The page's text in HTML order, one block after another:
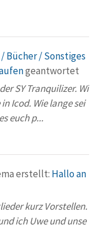
/ Bücher / Sonstiges
geantwortet
SY Tranquilizer. Wi
Icod. Wie lange sei
euch p...
erstellt: Hallo an
kurz Vorstellen.
ich Uwe und unse